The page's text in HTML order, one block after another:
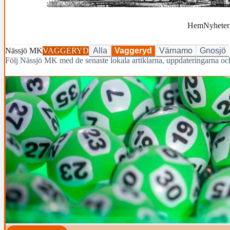
HemNyheter
Nässjö MKVAGGERYD Alla Vaggeryd Värnamo
Gnosjö
Följ Nässjö MK med de senaste lokala artiklarna, uppdateringarna